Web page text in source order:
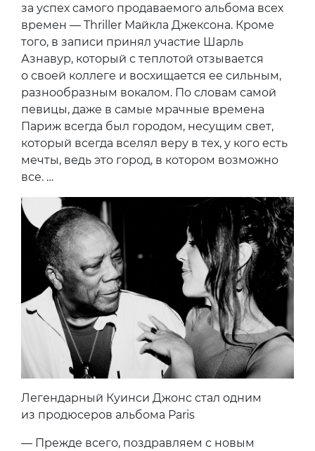
за успех самого продаваемого альбома всех
времен — Thriller Майкла Джексона. Кроме
того, в записи принял участие Шарль
Азнавур, который с теплотой отзывается
о своей коллеге и восхищается ее сильным,
разнообразным вокалом. По словам самой
певицы, даже в самые мрачные времена
Париж всегда был городом, несущим свет,
который всегда вселял веру в тех, у кого есть
мечты, ведь это город, в котором возможно
все. …
Легендарный Куинси Джонс стал одним
из продюсеров альбома Paris
— Прежде всего, поздравляем с новым